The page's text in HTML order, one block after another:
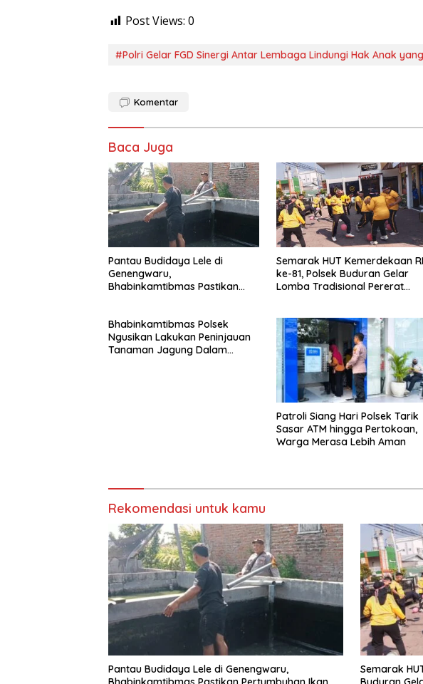
Post Views: 0
#Polri Gelar FGD Sinergi Antar Lembaga Lindungi Hak Anak
Komentar
Baca Juga
Pantau Budidaya Lele di
Genengwaru,
Bhabinkamtibmas Pastikan
Semarak HUT Kemerdekaan RI
ke-81, Polsek Buduran Gelar
Lomba Tradisional Pererat
Bhabinkamtibmas Polsek
Ngusikan Lakukan Peninjauan
Tanaman Jagung Dalam
Patroli Siang Hari Polsek Tarik
Sasar ATM hingga Pertokoan,
Warga Merasa Lebih Aman
Rekomendasi untuk kamu
Pantau Budidaya Lele di Genengwaru,
Semarak